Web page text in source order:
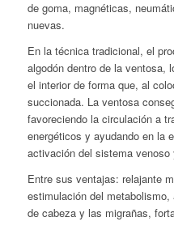
de goma, magnéticas,
nuevas.
En la técnica tradicional, el
algodón dentro de la ventosa,
el interior de forma que, al
succionada. La ventosa
favoreciendo la circulación a
energéticos y ayudando en la
activación del sistema venoso
Entre sus ventajas: relajante
estimulación del
de cabeza y las migrañas,